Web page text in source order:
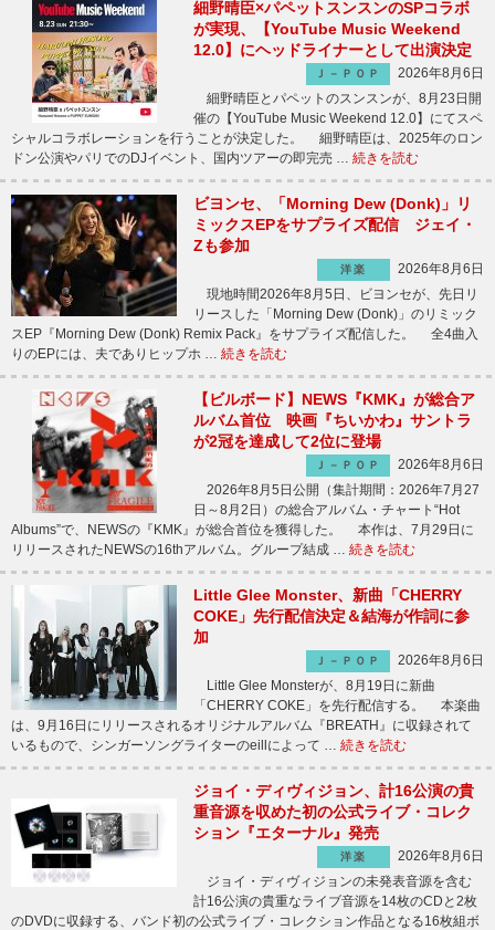
細野晴臣×パペットスンスンのSPコラボ
が実現、【YouTube Music Weekend
12.0】にヘッドライナーとして出演決定
Ｊ－ＰＯＰ
2026年8月6日
細野晴臣とパペットのスンスンが、8月23日開
催の【YouTube Music Weekend 12.0】にてスペ
シャルコラボレーションを行うことが決定した。 細野晴臣は、2025年のロン
ドン公演やパリでのDJイベント、国内ツアーの即完売 … 続きを読む
ビヨンセ、「Morning Dew (Donk)」リ
ミックスEPをサプライズ配信 ジェイ・
Zも参加
洋楽
2026年8月6日
現地時間2026年8月5日、ビヨンセが、先日リ
リースした「Morning Dew (Donk)」のリミック
スEP『Morning Dew (Donk) Remix Pack』をサプライズ配信した。 全4曲入
りのEPには、夫でありヒップホ … 続きを読む
【ビルボード】NEWS『KMK』が総合ア
ルバム首位 映画『ちいかわ』サントラ
が2冠を達成して2位に登場
Ｊ－ＰＯＰ
2026年8月6日
2026年8月5日公開（集計期間：2026年7月27
日～8月2日）の総合アルバム・チャート“Hot
Albums”で、NEWSの『KMK』が総合首位を獲得した。 本作は、7月29日に
リリースされたNEWSの16thアルバム。グループ結成 … 続きを読む
Little Glee Monster、新曲「CHERRY
COKE」先行配信決定＆結海が作詞に参
加
Ｊ－ＰＯＰ
2026年8月6日
Little Glee Monsterが、8月19日に新曲
「CHERRY COKE」を先行配信する。 本楽曲
は、9月16日にリリースされるオリジナルアルバム『BREATH』に収録されて
いるもので、シンガーソングライターのeillによって … 続きを読む
ジョイ・ディヴィジョン、計16公演の貴
重音源を収めた初の公式ライブ・コレク
ション『エターナル』発売
洋楽
2026年8月6日
ジョイ・ディヴィジョンの未発表音源を含む
計16公演の貴重なライブ音源を14枚のCDと2枚
のDVDに収録する、バンド初の公式ライブ・コレクション作品となる16枚組ボ